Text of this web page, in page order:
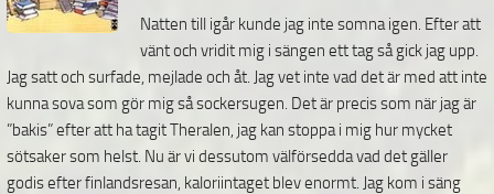
Natten till igår kunde jag inte somna igen. Efter att
vänt och vridit mig i sängen ett tag så gick jag upp.
Jag satt och surfade, mejlade och åt. Jag vet inte vad det är med att inte
kunna sova som gör mig så sockersugen. Det är precis som när jag är
”bakis” efter att ha tagit Theralen, jag kan stoppa i mig hur mycket
sötsaker som helst. Nu är vi dessutom välförsedda vad det gäller
godis efter finlandsresan, kaloriintaget blev enormt. Jag kom i säng